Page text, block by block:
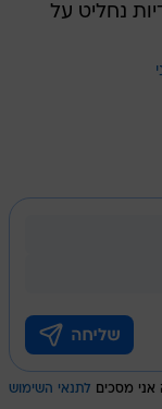
נחליט על
מסכים לתנאי השימוש